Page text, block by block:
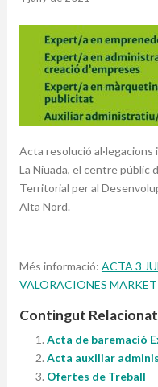
Acta resolució
La Niuada, el centre públic
Territorial per al
Alta Nord.
Més informació: ACTA 3
VALORACIONES
Contingut
Acta de baremació
Acta auxiliar
Ofertes de Treball